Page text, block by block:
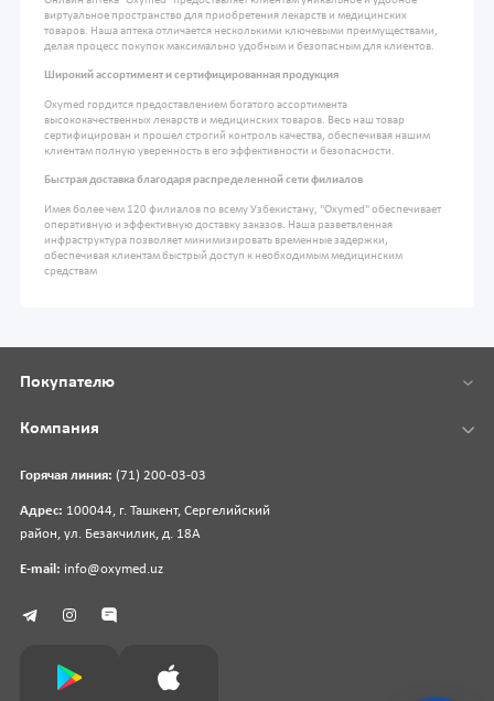
виртуальное пространство для приобретения лекарств и медицинских
товаров. Наша аптека отличается несколькими ключевыми преимуществами,
делая процесс покупок максимально удобным и безопасным для клиентов.
Широкий ассортимент и сертифицированная продукция
Oxymed гордится предоставлением богатого ассортимента
высококачественных лекарств и медицинских товаров. Весь наш товар
сертифицирован и прошел строгий контроль качества, обеспечивая нашим
клиентам полную уверенность в его эффективности и безопасности.
Быстрая доставка благодаря распределенной сети филиалов
Имея более чем 120 филиалов по всему Узбекистану, "Oxymed" обеспечивает
оперативную и эффективную доставку заказов. Наша разветвленная
инфраструктура позволяет минимизировать временные задержки,
обеспечивая клиентам быстрый доступ к необходимым медицинским
средствам
Горячая линия: (71) 200-03-03
Адрес: 100044, г. Ташкент, Сергелийский
район, ул. Безакчилик, д. 18А
E-mail: info@oxymed.uz
Покупателю
Компания